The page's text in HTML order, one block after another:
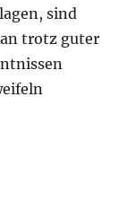
sind
trotz guter